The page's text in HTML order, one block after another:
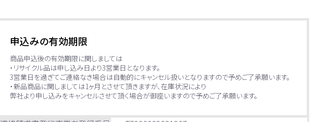
申込みの有効期限
商品申込後の有効期限に関しましては
・リサイクル品は申し込み日より3営業日となります。
3営業日を過ぎてご連絡なき場合は自動的にキャンセル扱いとなりますので予めご了承願います。
・新品商品に関しましては1ヶ月とさせて頂きますが、在庫状況により
弊社より申し込みをキャンセルさせて頂く場合が御座いますので予めご了承願います。